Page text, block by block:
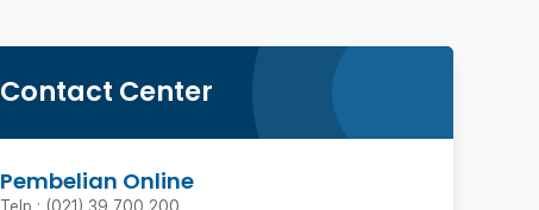
Contact Center
Pembelian Online